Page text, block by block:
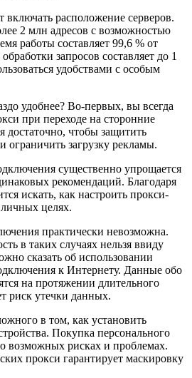
включать расположение серверов.
2 млн адресов с возможностью
работы составляет 99,6 % от
запросов составляет до 1
удобствами с особым
удобнее? Во-первых, вы всегда
при переходе на сторонние
достаточно, чтобы защитить
загрузку рекламы.
существенно упрощается
рекомендаций. Благодаря
искать, как настроить прокси-
целях.
практически невозможна.
в таких случаях нельзя ввиду
сказать об использовании
к Интернету. Данные обо
на протяжении длительного
риск утечки данных.
в том, как установить
Покупка персонального
о возможных рисках и проблемах.
прокси гарантирует маскировку